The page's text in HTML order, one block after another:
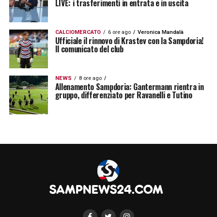
come fai a fare una squadra?».
LIVE: i trasferimenti in entrata e in uscita
CALCIOMERCATO 6 ore ago Veronica Mandalà
Ufficiale il rinnovo di Krastev con la Sampdoria!
Il comunicato del club
NEWS 8 ore ago
Allenamento Sampdoria: Gantermann rientra in
gruppo, differenziato per Ravanelli e Tutino